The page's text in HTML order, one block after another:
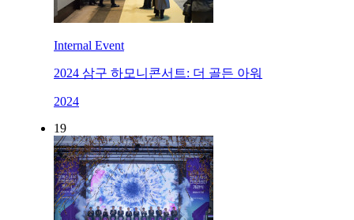
Internal Event
2024 삼구 하모니콘서트: 더 골든 아워
2024
19